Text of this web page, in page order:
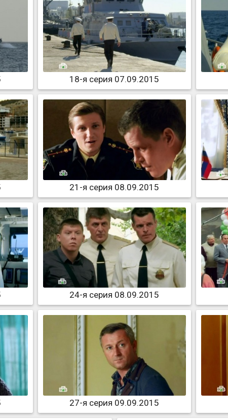
18-я серия 07.09.2015
21-я серия 08.09.2015
24-я серия 08.09.2015
27-я серия 09.09.2015